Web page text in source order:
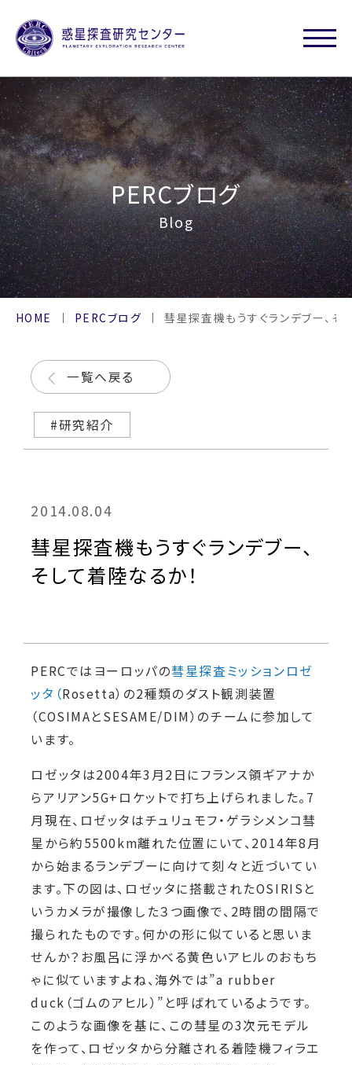
PERCブログ
Blog
HOME PERCブログ 彗星探査機もうすぐランデブー、そ
一覧へ戻る
#研究紹介
2014.08.04
彗星探査機もうすぐランデブー、
そして着陸なるか！
PERCではヨーロッパの彗星探査ミッションロゼ
ッタ（Rosetta）の2種類のダスト観測装置
（COSIMAとSESAME/DIM）のチームに参加して
い ます。
ロゼッタは2004年3月2日にフランス領ギアナか
らアリアン5G+ロケットで打ち上げられました。7
月現在、ロゼッタはチュリュモフ・ゲラシメンコ彗
星から約5500km離れた位置にいて、 2014年8月
から始まるランデブーに向けて刻々と近づいてい
ます。下の図は、ロゼッタに搭載されたOSIRIS と
いうカメラが撮像した３つ画像で、 2時間の間隔で
撮られたものです。何かの形に似ていると思いま
せんか？お風呂に浮かべる黄色 いアヒルのおもち
ゃに似ていますよね、海外では”a rubber
duck （ゴムのアヒル）”と呼ばれているようです。
このような画像を基に、この彗星の3次元モデル
を作って、ロゼッタから分離される着陸機フィラエ